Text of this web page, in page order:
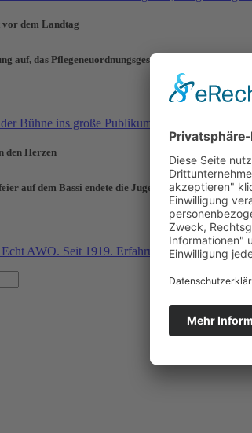
dem Landtag
auf, das Pflegeneuordnungsgesetz zu verhindern
den Herzen
auf dem Bassi endete die Jugendaktionswoche
der angehenden